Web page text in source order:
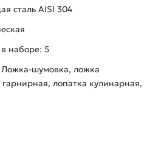
сталь AISI 304
наборе: 5
шумовка, ложка
лопатка кулинарная,